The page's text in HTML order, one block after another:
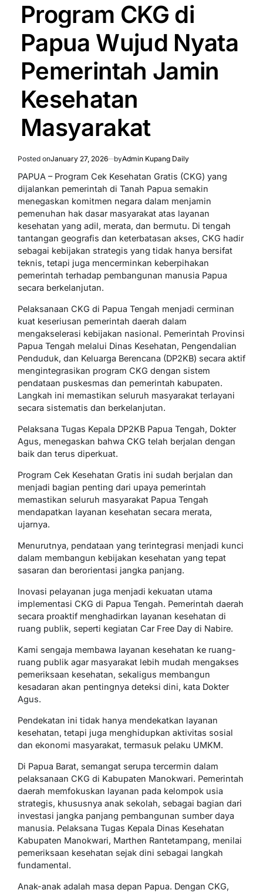
Program CKG di
Papua Wujud Nyata
Pemerintah Jamin
Kesehatan
Masyarakat
Posted onJanuary 27, 2026 byAdmin Kupang Daily
PAPUA – Program Cek Kesehatan Gratis (CKG) yang
dijalankan pemerintah di Tanah Papua semakin
menegaskan komitmen negara dalam menjamin
pemenuhan hak dasar masyarakat atas layanan
kesehatan yang adil, merata, dan bermutu. Di tengah
tantangan geografis dan keterbatasan akses, CKG hadir
sebagai kebijakan strategis yang tidak hanya bersifat
teknis, tetapi juga mencerminkan keberpihakan
pemerintah terhadap pembangunan manusia Papua
secara berkelanjutan.
Pelaksanaan CKG di Papua Tengah menjadi cerminan
kuat keseriusan pemerintah daerah dalam
mengakselerasi kebijakan nasional. Pemerintah Provinsi
Papua Tengah melalui Dinas Kesehatan, Pengendalian
Penduduk, dan Keluarga Berencana (DP2KB) secara aktif
mengintegrasikan program CKG dengan sistem
pendataan puskesmas dan pemerintah kabupaten.
Langkah ini memastikan seluruh masyarakat terlayani
secara sistematis dan berkelanjutan.
Pelaksana Tugas Kepala DP2KB Papua Tengah, Dokter
Agus, menegaskan bahwa CKG telah berjalan dengan
baik dan terus diperkuat.
Program Cek Kesehatan Gratis ini sudah berjalan dan
menjadi bagian penting dari upaya pemerintah
memastikan seluruh masyarakat Papua Tengah
mendapatkan layanan kesehatan secara merata,
ujarnya.
Menurutnya, pendataan yang terintegrasi menjadi kunci
dalam membangun kebijakan kesehatan yang tepat
sasaran dan berorientasi jangka panjang.
Inovasi pelayanan juga menjadi kekuatan utama
implementasi CKG di Papua Tengah. Pemerintah daerah
secara proaktif menghadirkan layanan kesehatan di
ruang publik, seperti kegiatan Car Free Day di Nabire.
Kami sengaja membawa layanan kesehatan ke ruang-
ruang publik agar masyarakat lebih mudah mengakses
pemeriksaan kesehatan, sekaligus membangun
kesadaran akan pentingnya deteksi dini, kata Dokter
Agus.
Pendekatan ini tidak hanya mendekatkan layanan
kesehatan, tetapi juga menghidupkan aktivitas sosial
dan ekonomi masyarakat, termasuk pelaku UMKM.
Di Papua Barat, semangat serupa tercermin dalam
pelaksanaan CKG di Kabupaten Manokwari. Pemerintah
daerah memfokuskan layanan pada kelompok usia
strategis, khususnya anak sekolah, sebagai bagian dari
investasi jangka panjang pembangunan sumber daya
manusia. Pelaksana Tugas Kepala Dinas Kesehatan
Kabupaten Manokwari, Marthen Rantetampang, menilai
pemeriksaan kesehatan sejak dini sebagai langkah
fundamental.
Anak-anak adalah masa depan Papua. Dengan CKG,